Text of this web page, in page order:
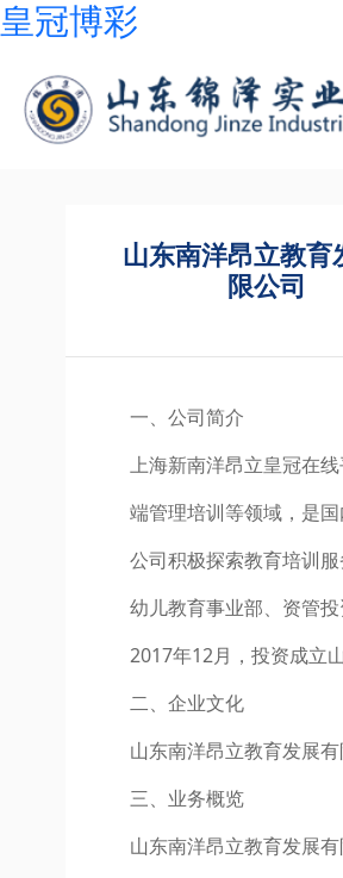
皇冠博彩
山东南洋昂立教育
限公司
一、公司简介
上海新南洋昂立皇冠在
端管理培训等领域，是
公司积极探索教育培训
幼儿教育事业部、资管
2017年12月，投资成立
二、企业文化
山东南洋昂立教育发展
三、业务概览
山东南洋昂立教育发展